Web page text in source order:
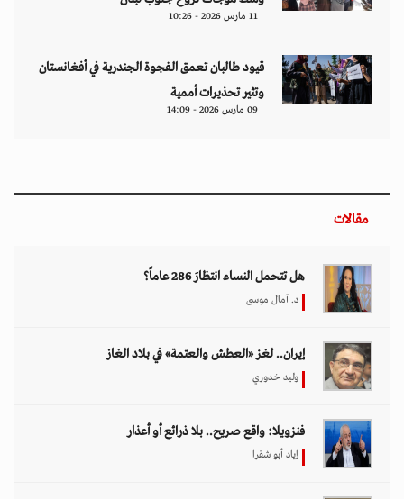
11 مارس 2026 - 10:26
قيود طالبان تعمق الفجوة الجندرية في أفغانستان
وتثير تحذيرات أممية
09 مارس 2026 - 14:09
مقالات
هل تتحمل النساء انتظارَ 286 عاماً؟
د. آمال موسى
إيران.. لغز «العطش والعتمة» في بلاد الغاز
وليد خدوري
فنزويلا: واقع صريح.. بلا ذرائع أو أعذار
إياد أبو شقرا